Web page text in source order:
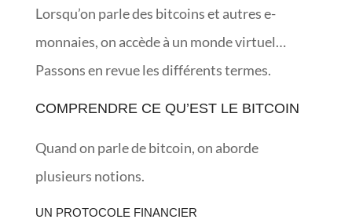
Lorsqu’on parle des bitcoins et autres e-
monnaies, on accède à un monde virtuel…
Passons en revue les différents termes.
COMPRENDRE CE QU’EST LE BITCOIN
Quand on parle de bitcoin, on aborde
plusieurs notions.
UN PROTOCOLE FINANCIER